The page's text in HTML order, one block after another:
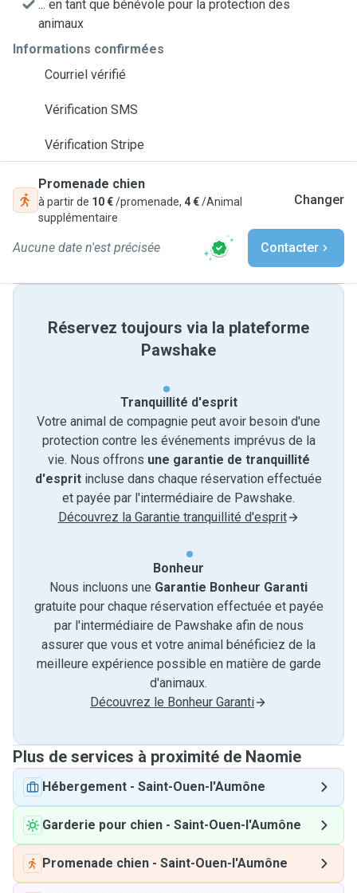
... en tant que bénévole pour la protection des
animaux
Informations confirmées
Courriel vérifié
Vérification SMS
Vérification Stripe
Promenade chien
à partir de 10 €/promenade, 4 €/Animal
supplémentaire
Changer
Aucune date n'est précisée Contacter
Réservez toujours via la plateforme
Pawshake
Tranquillité d'esprit
Votre animal de compagnie peut avoir besoin d'une
protection contre les événements imprévus de la
vie. Nous offrons une garantie de tranquillité
d'esprit incluse dans chaque réservation effectuée
et payée par l'intermédiaire de Pawshake.
Découvrez la Garantie tranquillité d'esprit
Bonheur
Nous incluons une Garantie Bonheur Garanti
gratuite pour chaque réservation effectuée et payée
par l'intermédiaire de Pawshake afin de nous
assurer que vous et votre animal bénéficiez de la
meilleure expérience possible en matière de garde
d'animaux.
Découvrez le Bonheur Garanti
Plus de services à proximité de Naomie
Hébergement - Saint-Ouen-l'Aumône
Garderie pour chien - Saint-Ouen-l'Aumône
Promenade chien - Saint-Ouen-l'Aumône